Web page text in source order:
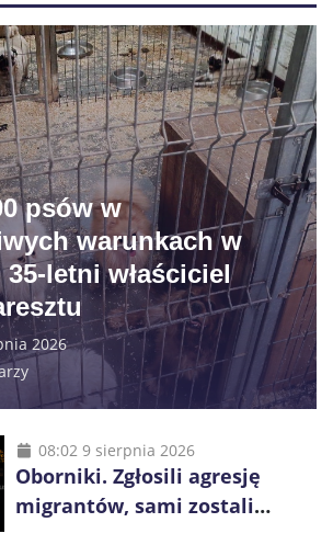
psów w
warunkach w
letni właściciel
2026
08:02 9 sierpnia 2026
Oborniki. Zgłosili agresję
migrantów, sami zostali